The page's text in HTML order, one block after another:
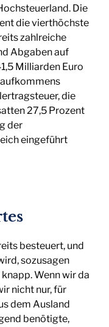
Die
die vierthöchste
zahlreiche
Abgaben auf
Milliarden Euro
die
27,5 Prozent
der
eingeführt
besteuert, und
sozusagen
Wenn wir da
nicht nur, für
dem Ausland
benötigte,